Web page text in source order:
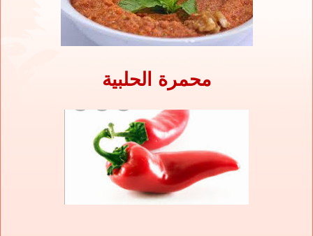
محمرة الحلبية